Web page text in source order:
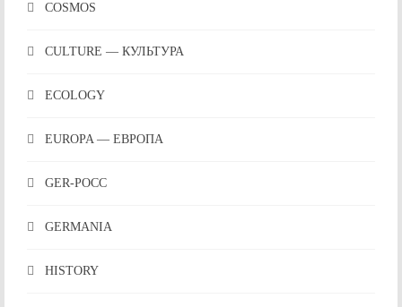
COSMOS
CULTURE — КУЛЬТУРА
ECOLOGY
EUROPA — ЕВРОПА
GER-POCC
GERMANIA
HISTORY